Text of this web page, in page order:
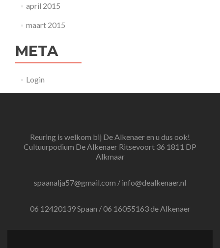
april 2015
maart 2015
META
Login
Reuring is welkom bij De Alkenaer en u dus ook!
Cultuurpodium De Alkenaer Ritsevoort 36 1811 DP
Alkmaar
spaanalja57@gmail.com / info@dealkenaer.nl
06 12420139 Spaan / 06 16055163 de Alkenaer